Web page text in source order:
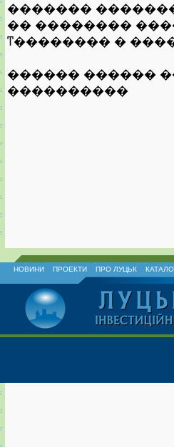
�������
�� ��������
ͳ�������� �
������ ������
����������
НОВИНИ ПРОЕКТИ ПРО ЛУЦЬК